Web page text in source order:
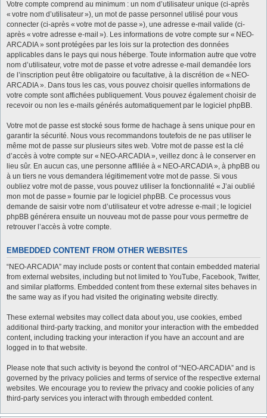
Votre compte comprend au minimum : un nom d’utilisateur unique (ci-après
« votre nom d’utilisateur »), un mot de passe personnel utilisé pour vous
connecter (ci-après « votre mot de passe »), une adresse e-mail valide (ci-
après « votre adresse e-mail »). Les informations de votre compte sur « NEO-
ARCADIA » sont protégées par les lois sur la protection des données
applicables dans le pays qui nous héberge. Toute information autre que votre
nom d’utilisateur, votre mot de passe et votre adresse e-mail demandée lors
de l’inscription peut être obligatoire ou facultative, à la discrétion de « NEO-
ARCADIA ». Dans tous les cas, vous pouvez choisir quelles informations de
votre compte sont affichées publiquement. Vous pouvez également choisir de
recevoir ou non les e-mails générés automatiquement par le logiciel phpBB.
Votre mot de passe est stocké sous forme de hachage à sens unique pour en
garantir la sécurité. Nous vous recommandons toutefois de ne pas utiliser le
même mot de passe sur plusieurs sites web. Votre mot de passe est la clé
d’accès à votre compte sur « NEO-ARCADIA », veillez donc à le conserver en
lieu sûr. En aucun cas, une personne affiliée à « NEO-ARCADIA », à phpBB ou
à un tiers ne vous demandera légitimement votre mot de passe. Si vous
oubliez votre mot de passe, vous pouvez utiliser la fonctionnalité « J’ai oublié
mon mot de passe » fournie par le logiciel phpBB. Ce processus vous
demande de saisir votre nom d’utilisateur et votre adresse e-mail ; le logiciel
phpBB générera ensuite un nouveau mot de passe pour vous permettre de
retrouver l’accès à votre compte.
EMBEDDED CONTENT FROM OTHER WEBSITES
“NEO-ARCADIA” may include posts or content that contain embedded material
from external websites, including but not limited to YouTube, Facebook, Twitter,
and similar platforms. Embedded content from these external sites behaves in
the same way as if you had visited the originating website directly.
These external websites may collect data about you, use cookies, embed
additional third-party tracking, and monitor your interaction with the embedded
content, including tracking your interaction if you have an account and are
logged in to that website.
Please note that such activity is beyond the control of “NEO-ARCADIA” and is
governed by the privacy policies and terms of service of the respective external
websites. We encourage you to review the privacy and cookie policies of any
third-party services you interact with through embedded content.